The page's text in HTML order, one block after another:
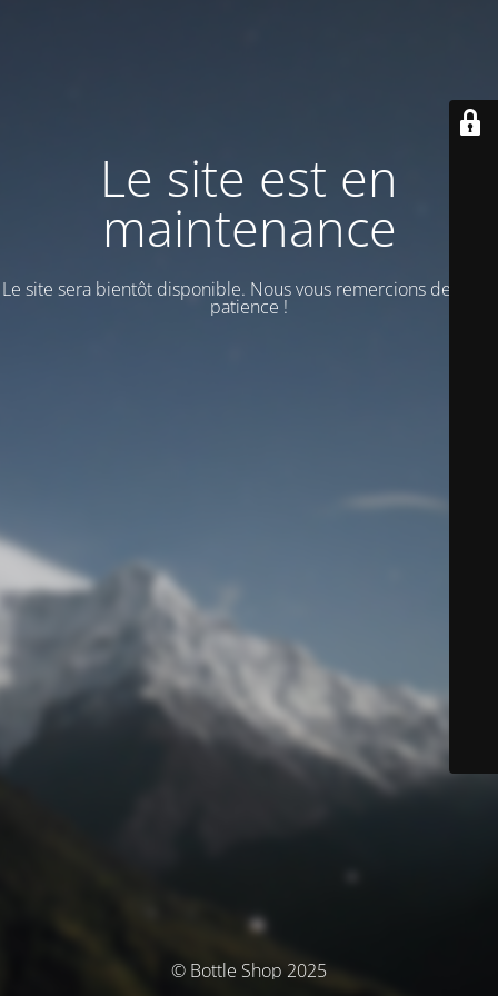
Le site est en
maintenance
Le site sera bientôt disponible. Nous vous remercions de votre
patience !
© Bottle Shop 2025